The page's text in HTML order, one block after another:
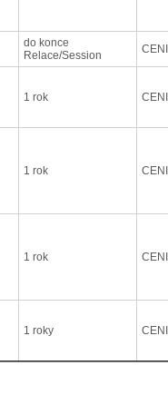
do konce
Relace/Session
1 rok
1 rok
1 rok
1 roky